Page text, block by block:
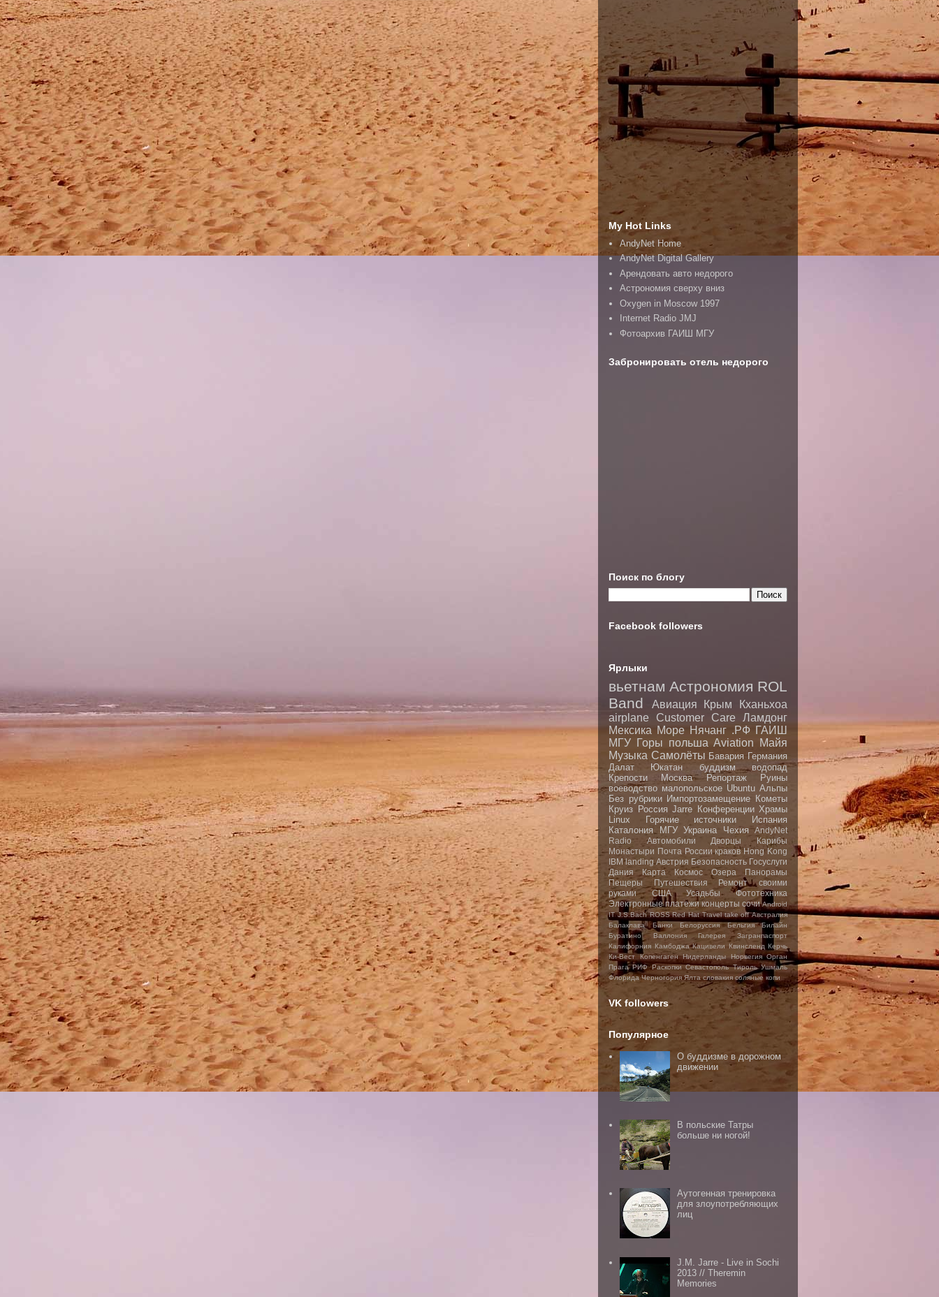
My Hot Links
AndyNet Home
AndyNet Digital Gallery
Арендовать авто недорого
Астрономия сверху вниз
Oxygen in Moscow 1997
Internet Radio JMJ
Фотоархив ГАИШ МГУ
Забронировать отель недорого
Поиск по блогу
Facebook followers
Ярлыки
вьетнам Астрономия ROL
Band
Авиация Крым
Кханьхоа
airplane
Customer Care Ламдонг
Мексика Море Нячанг .РФ ГАИШ
МГУ Горы польша Aviation
Майя
Музыка Самолёты Бавария Германия
Далат
Юкатан буддизм
водопад
Крепости
Москва Репортаж
Руины
воеводство малопольское Ubuntu Альпы
Без рубрики Импортозамещение Кометы
Круиз Россия Jarre Конференции Храмы
Linux
Горячие источники
Испания
Каталония
МГУ Украина Чехия
AndyNet
Radio
Автомобили Дворцы
Карибы
Монастыри Почта России краков Hong Kong
IBM landing Австрия Безопасность Госуслуги
Дания
Карта Космос Озера
Панорамы
Пещеры
Путешествия
Ремонт своими
руками
США Усадьбы
Фототехника
Электронные платежи концерты сочи Android
IT J.S.Bach ROSS Red Hat Travel take off Австралия
Балаклава
Банки Белоруссия Бельгия
Билайн
Буратино
Валлония Галерея
Загранпаспорт
Калифорния Камбоджа Кацивели Квинсленд Керчь
Ки-Вест Копенгаген Нидерланды Норвегия Орган
Прага РИФ Раскопки Севастополь Тироль Ушмаль
Флорида Черногория Ялта словакия соляные копи
VK followers
Популярное
О буддизме в дорожном
движении
В польские Татры
больше ни ногой!
Аутогенная тренировка
для злоупотребляющих
лиц
J.M. Jarre - Live in Sochi
2013 // Theremin
Memories